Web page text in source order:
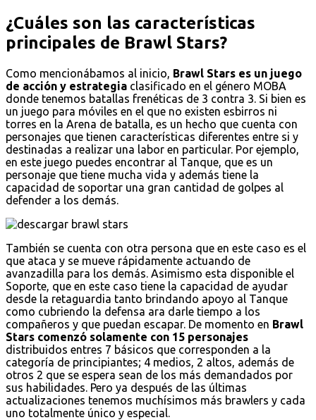
¿Cuáles son las características
principales de Brawl Stars?
Como mencionábamos al inicio, Brawl Stars es un juego
de acción y estrategia clasificado en el género MOBA
donde tenemos batallas frenéticas de 3 contra 3. Si bien es
un juego para móviles en el que no existen esbirros ni
torres en la Arena de batalla, es un hecho que cuenta con
personajes que tienen características diferentes entre si y
destinadas a realizar una labor en particular. Por ejemplo,
en este juego puedes encontrar al Tanque, que es un
personaje que tiene mucha vida y además tiene la
capacidad de soportar una gran cantidad de golpes al
defender a los demás.
También se cuenta con otra persona que en este caso es el
que ataca y se mueve rápidamente actuando de
avanzadilla para los demás. Asimismo esta disponible el
Soporte, que en este caso tiene la capacidad de ayudar
desde la retaguardia tanto brindando apoyo al Tanque
como cubriendo la defensa ara darle tiempo a los
compañeros y que puedan escapar. De momento en Brawl
Stars comenzó solamente con 15 personajes
distribuidos entres 7 básicos que corresponden a la
categoría de principiantes; 4 medios, 2 altos, además de
otros 2 que se espera sean de los más demandados por
sus habilidades. Pero ya después de las últimas
actualizaciones tenemos muchísimos más brawlers y cada
uno totalmente único y especial.